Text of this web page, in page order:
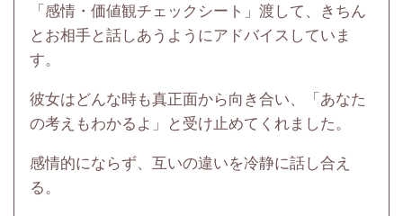
「感情・価値観チェックシート」渡して、きちん
とお相手と話しあうようにアドバイスしていま
す。
彼女はどんな時も真正面から向き合い、「あなた
の考えもわかるよ」と受け止めてくれました。
感情的にならず、互いの違いを冷静に話し合え
る。